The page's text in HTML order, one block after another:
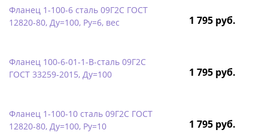
Фланец 1-100-6 сталь 09Г2С ГОСТ
12820-80, Ду=100, Ру=6, вес
1 795 руб.
Фланец 100-6-01-1-B-сталь 09Г2С
ГОСТ 33259-2015, Ду=100
1 795 руб.
Фланец 1-100-10 сталь 09Г2С ГОСТ
12820-80, Ду=100, Ру=10
1 795 руб.